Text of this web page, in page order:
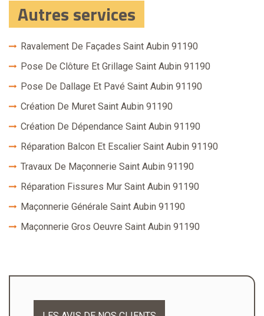
Autres services
Ravalement De Façades Saint Aubin 91190
Pose De Clôture Et Grillage Saint Aubin 91190
Pose De Dallage Et Pavé Saint Aubin 91190
Création De Muret Saint Aubin 91190
Création De Dépendance Saint Aubin 91190
Réparation Balcon Et Escalier Saint Aubin 91190
Travaux De Maçonnerie Saint Aubin 91190
Réparation Fissures Mur Saint Aubin 91190
Maçonnerie Générale Saint Aubin 91190
Maçonnerie Gros Oeuvre Saint Aubin 91190